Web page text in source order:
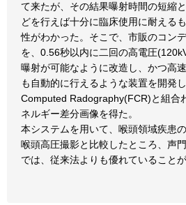
て来たが、その結果曝射時間の短縮
どを行えば十分に臨床使用に耐える
性がわかった。そこで、市販のコン
を、0.56秒以内に二回の高電圧
曝射が可能なように改造し、かつ高
も自動的に行えるような装置を開発
Computed Radography(FCR)と組合
ネルギー差分画像を得た。
本システムを用いて、喉頭領域疾患
喉頭高圧撮影と比較したところ、声
では、従来法よりも優れていることが